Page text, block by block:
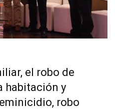
el robo de
habitación y
robo